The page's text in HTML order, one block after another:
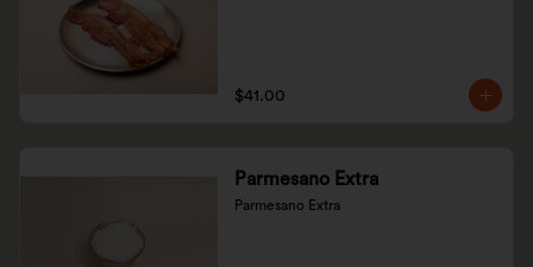
$41.00
Parmesano Extra
Parmesano Extra